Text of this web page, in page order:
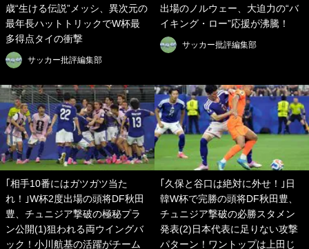
歳“生ける伝説”メッシ、異次元の
最年長ハットトリックでW杯最
多得点タイの衝撃
サッカー批評編集部
出場のノルウェー、大迫力の“バ
イキング・ロー”応援が沸騰！
サッカー批評編集部
｢相手10番にはガツガツ当た
れ！｣W杯2度出場の頭将DF秋田
豊、チュニジア撃破の極秘プラ
ン公開(1)狙われる両ウイングバ
ック！小川航基の活躍がチーム
｢久保と谷口は絶対に外せ！｣日
韓W杯で完勝の頭将DF秋田豊、
チュニジア撃破の必勝スタメン
発表(2)日本代表に足りない攻撃
パターン！ワントップは上田じ